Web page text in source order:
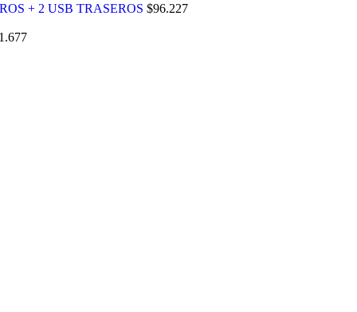
+ 2 USB TRASEROS $96.227